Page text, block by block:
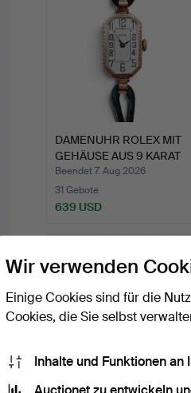
DAMENUHR ROLEX MIT
GEHÄUSE AUS 9 KARAT
GOL…
Beendet 7. Aug 2026
31 Gebote
639 USD
Wir verwenden
Einige Cookies sind für die
Cookies, die Sie selbst
Inhalte und Funktionen an